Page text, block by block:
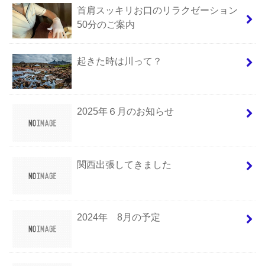
首肩スッキリお口のリラクゼーション
50分のご案内
起きた時は川って？
2025年６月のお知らせ
関西出張してきました
2024年 8月の予定